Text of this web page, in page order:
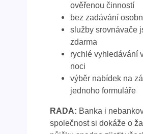
ověřenou činností
bez zadávání
služby srovnávače
zdarma
rychlé vyhledávání
noci
výběr nabídek na
jednoho formuláře
RADA: Banka i
společnost si dokáže o